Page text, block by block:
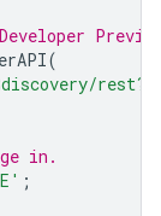
(
in.
;